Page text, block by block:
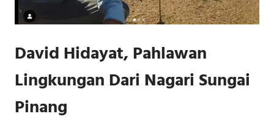
David Hidayat, Pahlawan
Lingkungan Dari Nagari Sungai
Pinang